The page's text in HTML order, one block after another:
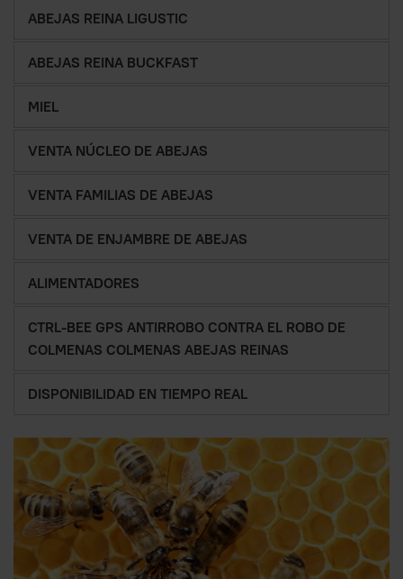
ABEJAS REINA LIGUSTIC
ABEJAS REINA BUCKFAST
MIEL
VENTA NÚCLEO DE ABEJAS
VENTA FAMILIAS DE ABEJAS
VENTA DE ENJAMBRE DE ABEJAS
ALIMENTADORES
CTRL-BEE GPS ANTIRROBO CONTRA EL ROBO DE
COLMENAS COLMENAS ABEJAS REINAS
DISPONIBILIDAD EN TIEMPO REAL